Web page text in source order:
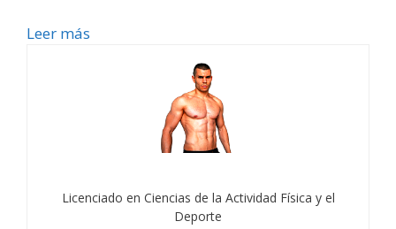
Leer más
Licenciado en Ciencias de la Actividad Física y el
Deporte